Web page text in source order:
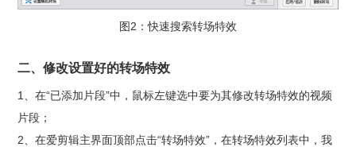
图2：快速搜索转场特效
二、修改设置好的转场特效
1、在“已添加片段”中，鼠标左键选中要为其修改转场特效的视频
片段；
2、在爱剪辑主界面顶部点击“转场特效”，在转场特效列表中，我